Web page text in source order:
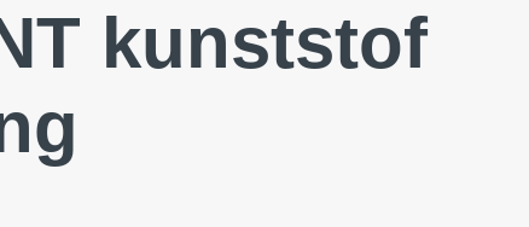
kunststof